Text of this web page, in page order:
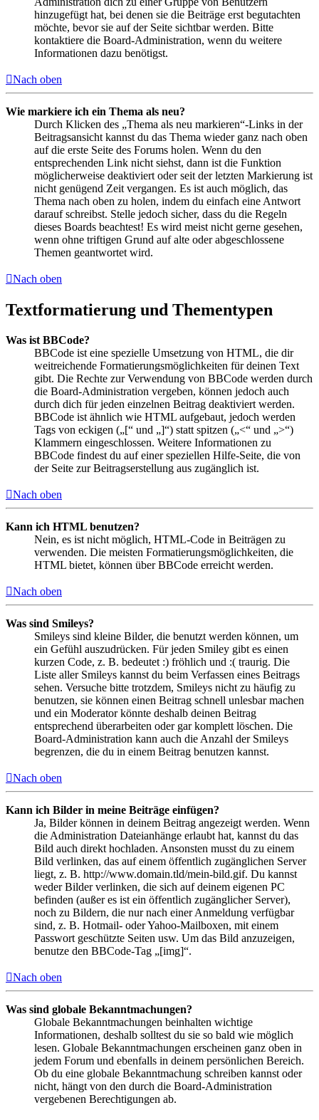
hinzugefügt hat, bei denen sie die Beiträge erst begutachten
möchte, bevor sie auf der Seite sichtbar werden. Bitte
kontaktiere die Board-Administration, wenn du weitere
Informationen dazu benötigst.
Nach oben
Wie markiere ich ein Thema als neu?
Durch Klicken des „Thema als neu markieren“-Links in der
Beitragsansicht kannst du das Thema wieder ganz nach oben
auf die erste Seite des Forums holen. Wenn du den
entsprechenden Link nicht siehst, dann ist die Funktion
möglicherweise deaktiviert oder seit der letzten Markierung ist
nicht genügend Zeit vergangen. Es ist auch möglich, das
Thema nach oben zu holen, indem du einfach eine Antwort
darauf schreibst. Stelle jedoch sicher, dass du die Regeln
dieses Boards beachtest! Es wird meist nicht gerne gesehen,
wenn ohne triftigen Grund auf alte oder abgeschlossene
Themen geantwortet wird.
Nach oben
Textformatierung und Thementypen
Was ist BBCode?
BBCode ist eine spezielle Umsetzung von HTML, die dir
weitreichende Formatierungsmöglichkeiten für deinen Text
gibt. Die Rechte zur Verwendung von BBCode werden durch
die Board-Administration vergeben, können jedoch auch
durch dich für jeden einzelnen Beitrag deaktiviert werden.
BBCode ist ähnlich wie HTML aufgebaut, jedoch werden
Tags von eckigen („[“ und „]“) statt spitzen („<“ und „>“)
Klammern eingeschlossen. Weitere Informationen zu
BBCode findest du auf einer speziellen Hilfe-Seite, die von
der Seite zur Beitragserstellung aus zugänglich ist.
Nach oben
Kann ich HTML benutzen?
Nein, es ist nicht möglich, HTML-Code in Beiträgen zu
verwenden. Die meisten Formatierungsmöglichkeiten, die
HTML bietet, können über BBCode erreicht werden.
Nach oben
Was sind Smileys?
Smileys sind kleine Bilder, die benutzt werden können, um
ein Gefühl auszudrücken. Für jeden Smiley gibt es einen
kurzen Code, z. B. bedeutet :) fröhlich und :( traurig. Die
Liste aller Smileys kannst du beim Verfassen eines Beitrags
sehen. Versuche bitte trotzdem, Smileys nicht zu häufig zu
benutzen, sie können einen Beitrag schnell unlesbar machen
und ein Moderator könnte deshalb deinen Beitrag
entsprechend überarbeiten oder gar komplett löschen. Die
Board-Administration kann auch die Anzahl der Smileys
begrenzen, die du in einem Beitrag benutzen kannst.
Nach oben
Kann ich Bilder in meine Beiträge einfügen?
Ja, Bilder können in deinem Beitrag angezeigt werden. Wenn
die Administration Dateianhänge erlaubt hat, kannst du das
Bild auch direkt hochladen. Ansonsten musst du zu einem
Bild verlinken, das auf einem öffentlich zugänglichen Server
liegt, z. B. http://www.domain.tld/mein-bild.gif. Du kannst
weder Bilder verlinken, die sich auf deinem eigenen PC
befinden (außer es ist ein öffentlich zugänglicher Server),
noch zu Bildern, die nur nach einer Anmeldung verfügbar
sind, z. B. Hotmail- oder Yahoo-Mailboxen, mit einem
Passwort geschützte Seiten usw. Um das Bild anzuzeigen,
benutze den BBCode-Tag „[img]“.
Nach oben
Was sind globale Bekanntmachungen?
Globale Bekanntmachungen beinhalten wichtige
Informationen, deshalb solltest du sie so bald wie möglich
lesen. Globale Bekanntmachungen erscheinen ganz oben in
jedem Forum und ebenfalls in deinem persönlichen Bereich.
Ob du eine globale Bekanntmachung schreiben kannst oder
nicht, hängt von den durch die Board-Administration
vergebenen Berechtigungen ab.